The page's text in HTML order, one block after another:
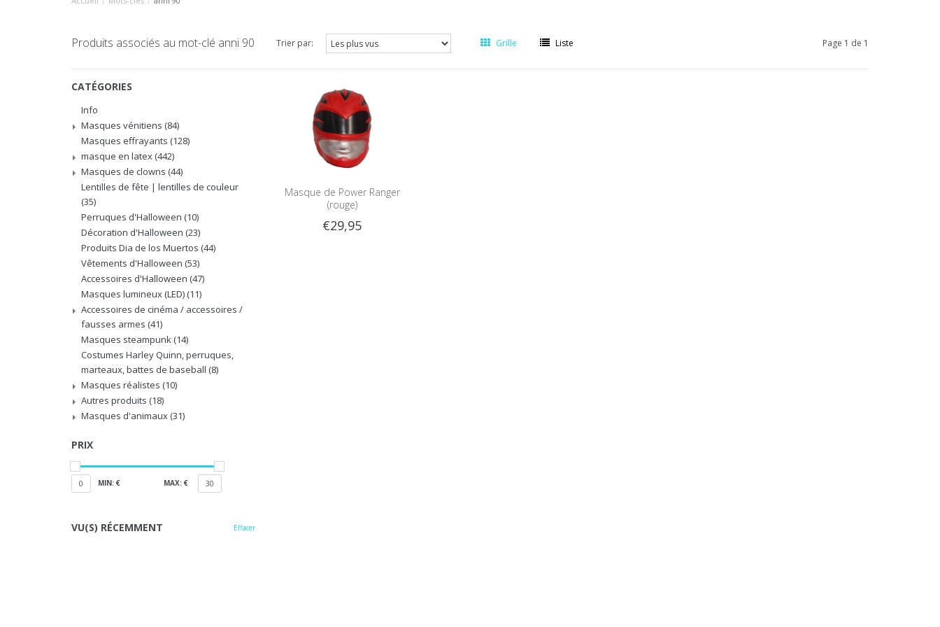
Produits associés au mot-clé anni 90 Trier par: Grille Liste Page 1 de 1
CATÉGORIES
Info
Masques vénitiens (84)
Masques effrayants (128)
masque en latex (442)
Masques de clowns (44)
Lentilles de fête | lentilles de couleur
(35)
Perruques d'Halloween (10)
Décoration d'Halloween (23)
Produits Dia de los Muertos (44)
Vêtements d'Halloween (53)
Accessoires d'Halloween (47)
Masques lumineux (LED) (11)
Accessoires de cinéma / accessoires /
fausses armes (41)
Masques steampunk (14)
Costumes Harley Quinn, perruques,
marteaux, battes de baseball (8)
Masques réalistes (10)
Autres produits (18)
Masques d'animaux (31)
PRIX
0 MIN: € MAX: € 30
VU(S) RÉCEMMENT Effacer
Masque de Power Ranger
(rouge)
€29,95